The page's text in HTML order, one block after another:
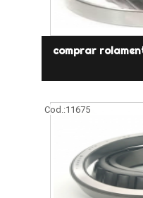
comprar
Cod.:11675